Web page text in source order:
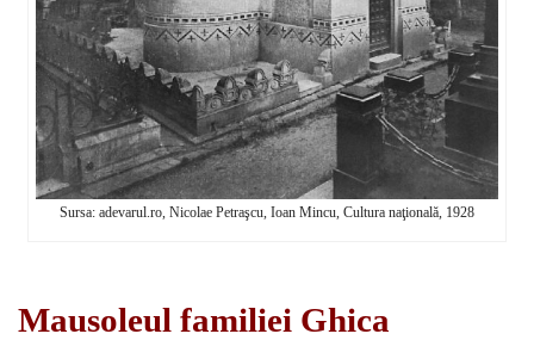
Sursa: adevarul.ro, Nicolae Petraşcu, Ioan Mincu, Cultura naţională, 1928
Mausoleul familiei Ghica